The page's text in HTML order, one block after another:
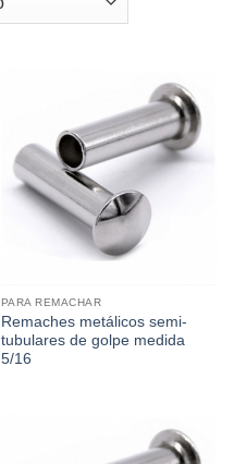
PARA REMACHAR
Remaches metálicos semi-
tubulares de golpe medida
5/16